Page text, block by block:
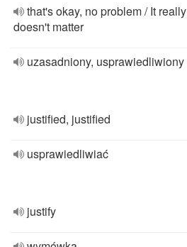
that's okay, no problem / It really
doesn't matter
uzasadniony, usprawiedliwiony
justified, justified
usprawiedliwiać
justify